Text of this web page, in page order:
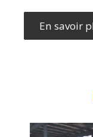
En savoir